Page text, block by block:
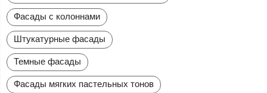
Фасады с колоннами
Штукатурные фасады
Темные фасады
Фасады мягких пастельных тонов